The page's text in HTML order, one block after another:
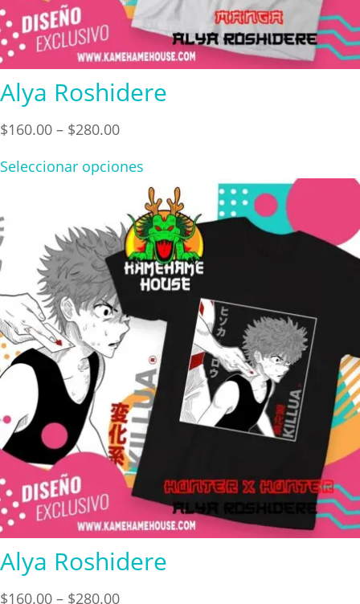
Alya Roshidere
$160.00 – $280.00Price
$160.00
through
$280.00
Seleccionar opciones
Alya Roshidere
$160.00 – $280.00Price